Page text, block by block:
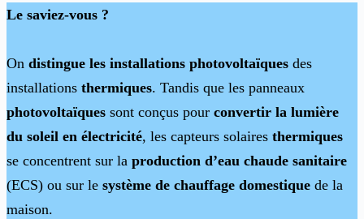
Le saviez-vous ?
On distingue les installations photovoltaïques des
installations thermiques. Tandis que les panneaux
photovoltaïques sont conçus pour convertir la lumière
du soleil en électricité, les capteurs solaires thermiques
se concentrent sur la production d’eau chaude sanitaire
(ECS) ou sur le système de chauffage domestique de la
maison.